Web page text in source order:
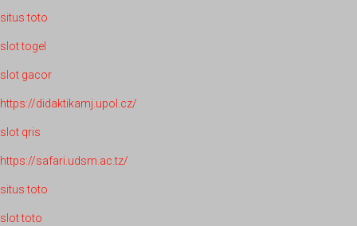
situs toto
slot togel
slot gacor
https://didaktikamj.upol.cz/
slot qris
https://safari.udsm.ac.tz/
situs toto
slot toto